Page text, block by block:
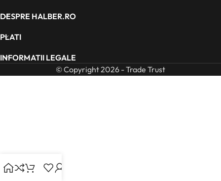
DESPRE HALBER.RO
PLATI
INFORMATII LEGALE
© Copyright 2026 - Trade Trust